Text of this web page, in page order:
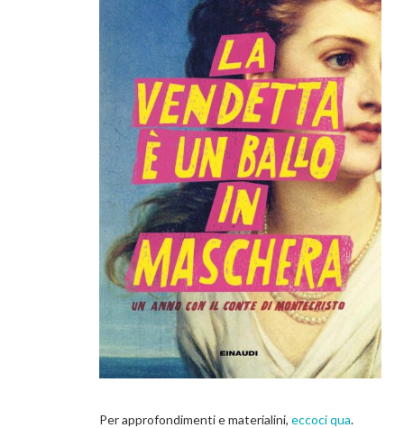
Per approfondimenti e materialini, eccoci qua.